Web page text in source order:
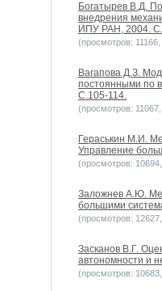
Богатырев В.Д.
внедрения
ИПУ РАН, 2004.
(просмотров:
Вагапова Д.З.
постоянными по
С.105-114.
(просмотров:
Гераськин М.И.
Управление
(просмотров:
Заложнев А.Ю.
большими
(просмотров:
Засканов В.Г.
автономности и
(просмотров: